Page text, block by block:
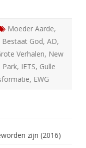
Moeder Aarde,
Bestaat God, AD,
Verhalen, New
Park, IETS, Gulle
, EWG
zijn (2016)